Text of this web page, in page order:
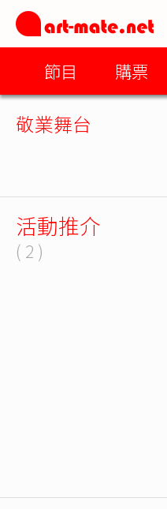
節目 購票
敬業舞台
活動推介
( 2 )